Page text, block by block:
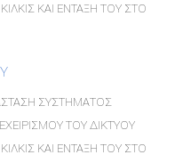
ΚΑΙ ΕΝΤΑΞΗ ΤΟΥ ΣΤΟ
ΣΥΣΤΗΜΑΤΟΣ
ΤΟΥ ΔΙΚΤΥΟΥ
ΚΑΙ ΕΝΤΑΞΗ ΤΟΥ ΣΤΟ